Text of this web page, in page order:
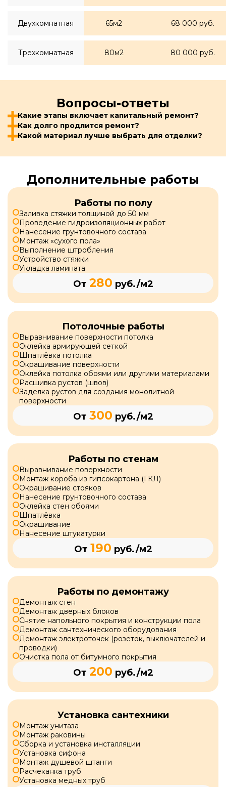
Двухкомнатная 65м2 68 000 руб.
Трехкомнатная 80м2 80 000 руб.
Вопросы-ответы
Какие этапы включает капитальный ремонт?
Как долго продлится ремонт?
Какой материал лучше выбрать для отделки?
Дополнительные работы
Работы по полу
Заливка стяжки толщиной до 50 мм
Проведение гидроизоляционных работ
Нанесение грунтовочного состава
Монтаж «сухого пола»
Выполнение штробления
Устройство стяжки
Укладка ламината
От 280 руб./м2
Потолочные работы
Выравнивание поверхности потолка
Оклейка армирующей сеткой
Шпатлёвка потолка
Окрашивание поверхности
Оклейка потолка обоями или другими материалами
Расшивка рустов (швов)
Заделка рустов для создания монолитной
поверхности
От 300 руб./м2
Работы по стенам
Выравнивание поверхности
Монтаж короба из гипсокартона (ГКЛ)
Окрашивание стояков
Нанесение грунтовочного состава
Оклейка стен обоями
Шпатлёвка
Окрашивание
Нанесение штукатурки
От 190 руб./м2
Работы по демонтажу
Демонтаж стен
Демонтаж дверных блоков
Снятие напольного покрытия и конструкции пола
Демонтаж сантехнического оборудования
Демонтаж электроточек (розеток, выключателей и
проводки)
Очистка пола от битумного покрытия
От 200 руб./м2
Установка сантехники
Монтаж унитаза
Монтаж раковины
Сборка и установка инсталляции
Установка сифона
Монтаж душевой штанги
Расчеканка труб
Установка медных труб